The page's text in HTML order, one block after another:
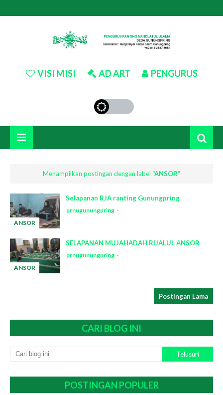
VISI MISI AD ART PENGURUS
Menampilkan postingan dengan label ANSOR
ANSOR
Selapanan RJA ranting Gunungpring
prnugunungpring
ANSOR
SELAPANAN MUJAHADAH RIJALUL ANSOR
prnugunungpring
Postingan Lama
CARI BLOG INI
POSTINGAN POPULER